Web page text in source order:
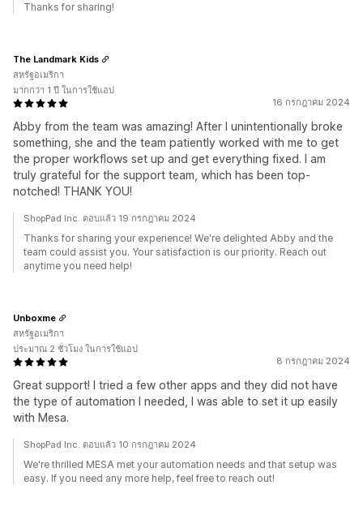
Thanks for sharing!
16 กรกฎาคม 2024
Abby from the team was amazing! After I unintentionally broke
something, she and the team patiently worked with me to get
the proper workflows set up and get everything fixed. I am
truly grateful for the support team, which has been top-
notched! THANK YOU!
The Landmark Kids
สหรัฐอเมริกา
มากกว่า 1 ปี ในการใช้แอป
ShopPad Inc. ตอบแล้ว 19 กรกฎาคม 2024
Thanks for sharing your experience! We're delighted Abby and the
team could assist you. Your satisfaction is our priority. Reach out
anytime you need help!
8 กรกฎาคม 2024
Great support! I tried a few other apps and they did not have
the type of automation I needed, I was able to set it up easily
with Mesa.
Unboxme
สหรัฐอเมริกา
ประมาณ 2 ชั่วโมง ในการใช้แอป
ShopPad Inc. ตอบแล้ว 10 กรกฎาคม 2024
We're thrilled MESA met your automation needs and that setup was
easy. If you need any more help, feel free to reach out!